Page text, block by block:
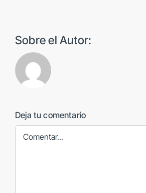
Sobre el Autor:
Deja tu comentario
Comentar